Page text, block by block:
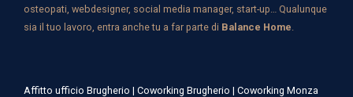
osteopati, webdesigner, social media manager, start-up… Qualunque
sia il tuo lavoro, entra anche tu a far parte di Balance Home.
Affitto ufficio Brugherio | Coworking Brugherio | Coworking Monza